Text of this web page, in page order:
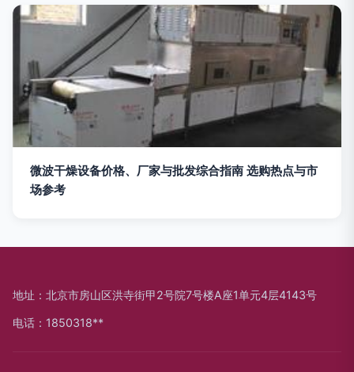
微波干燥设备价格、厂家与批发综合指南 选购热点与市
场参考
地址：北京市房山区洪寺街甲2号院7号楼A座1单元4层4143号
电话：1850318**